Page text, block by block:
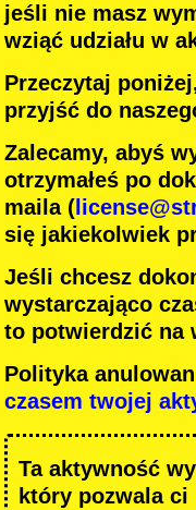
jeśli nie masz
wziąć udziału w
Przeczytaj
przyjść do
Zalecamy, abyś
otrzymałeś po
maila (
się jakiekolwiek
Jeśli chcesz
wystarczająco
to potwierdzić na
Polityka
czasem twojej
Ta aktywność
który pozwala